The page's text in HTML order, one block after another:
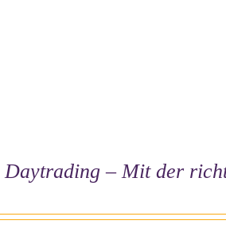
Daytrading – Mit der